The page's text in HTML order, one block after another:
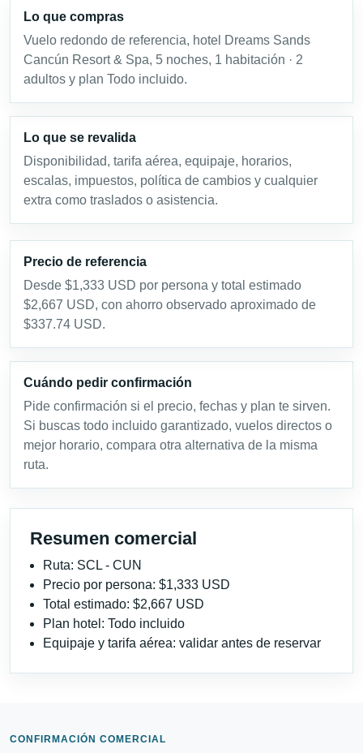
Lo que compras
Vuelo redondo de referencia, hotel Dreams Sands
Cancún Resort & Spa, 5 noches, 1 habitación · 2
adultos y plan Todo incluido.
Lo que se revalida
Disponibilidad, tarifa aérea, equipaje, horarios,
escalas, impuestos, política de cambios y cualquier
extra como traslados o asistencia.
Precio de referencia
Desde $1,333 USD por persona y total estimado
$2,667 USD, con ahorro observado aproximado de
$337.74 USD.
Cuándo pedir confirmación
Pide confirmación si el precio, fechas y plan te sirven.
Si buscas todo incluido garantizado, vuelos directos o
mejor horario, compara otra alternativa de la misma
ruta.
Resumen comercial
Ruta: SCL - CUN
Precio por persona: $1,333 USD
Total estimado: $2,667 USD
Plan hotel: Todo incluido
Equipaje y tarifa aérea: validar antes de reservar
CONFIRMACIÓN COMERCIAL